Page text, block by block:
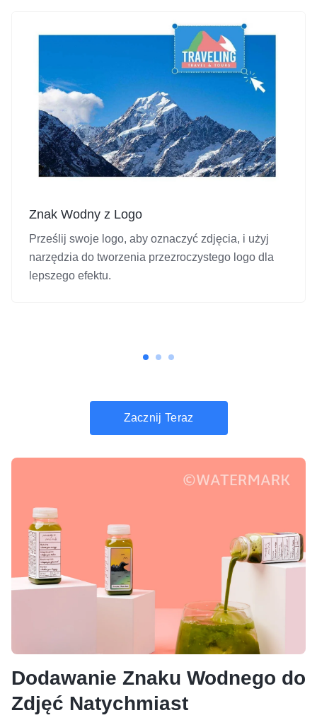
Znak Wodny z Logo
Prześlij swoje logo, aby oznaczyć zdjęcia, i użyj
narzędzia do tworzenia przezroczystego logo dla
lepszego efektu.
Zacznij Teraz
Dodawanie Znaku Wodnego do
Zdjęć Natychmiast